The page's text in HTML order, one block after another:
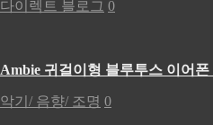
다이렉트 블로그 0
Ambie 귀걸이형 블루투스 이어
악기/ 음향/ 조명 0